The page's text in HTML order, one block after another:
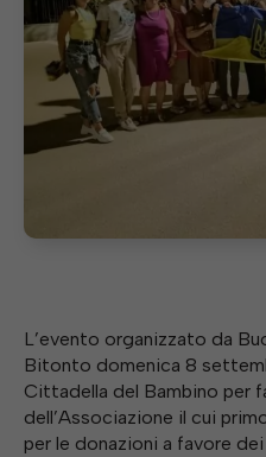
L’evento organizzato da
Bitonto domenica 8
Cittadella del Bambino per
dell’Associazione il cui
per le donazioni a favore